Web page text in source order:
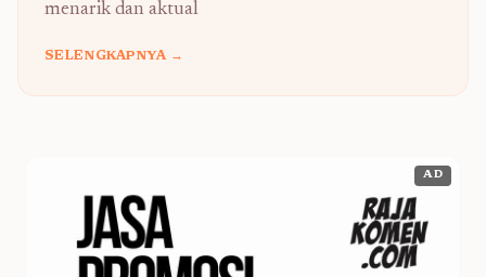
menarik dan aktual
SELENGKAPNYA →
AD